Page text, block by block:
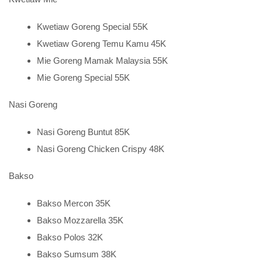
Kwetiaw Goreng Special 55K
Kwetiaw Goreng Temu Kamu 45K
Mie Goreng Mamak Malaysia 55K
Mie Goreng Special 55K
Nasi Goreng
Nasi Goreng Buntut 85K
Nasi Goreng Chicken Crispy 48K
Bakso
Bakso Mercon 35K
Bakso Mozzarella 35K
Bakso Polos 32K
Bakso Sumsum 38K